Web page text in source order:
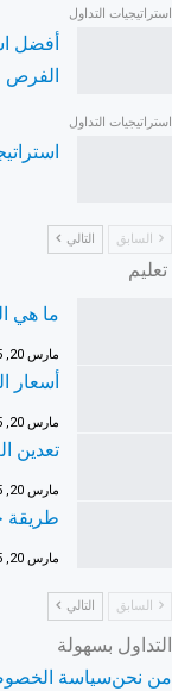
استراتيجيات التداول
أفضل
الفرص
استراتيجيات التداول
السابق التالي
تعليم
ما هي
مارس 20, 2025
أسعار
مارس 20, 2025
تعدين
مارس 20, 2025
طريقة
مارس 20, 2025
السابق التالي
التداول بسهولة
من نحنسياسة